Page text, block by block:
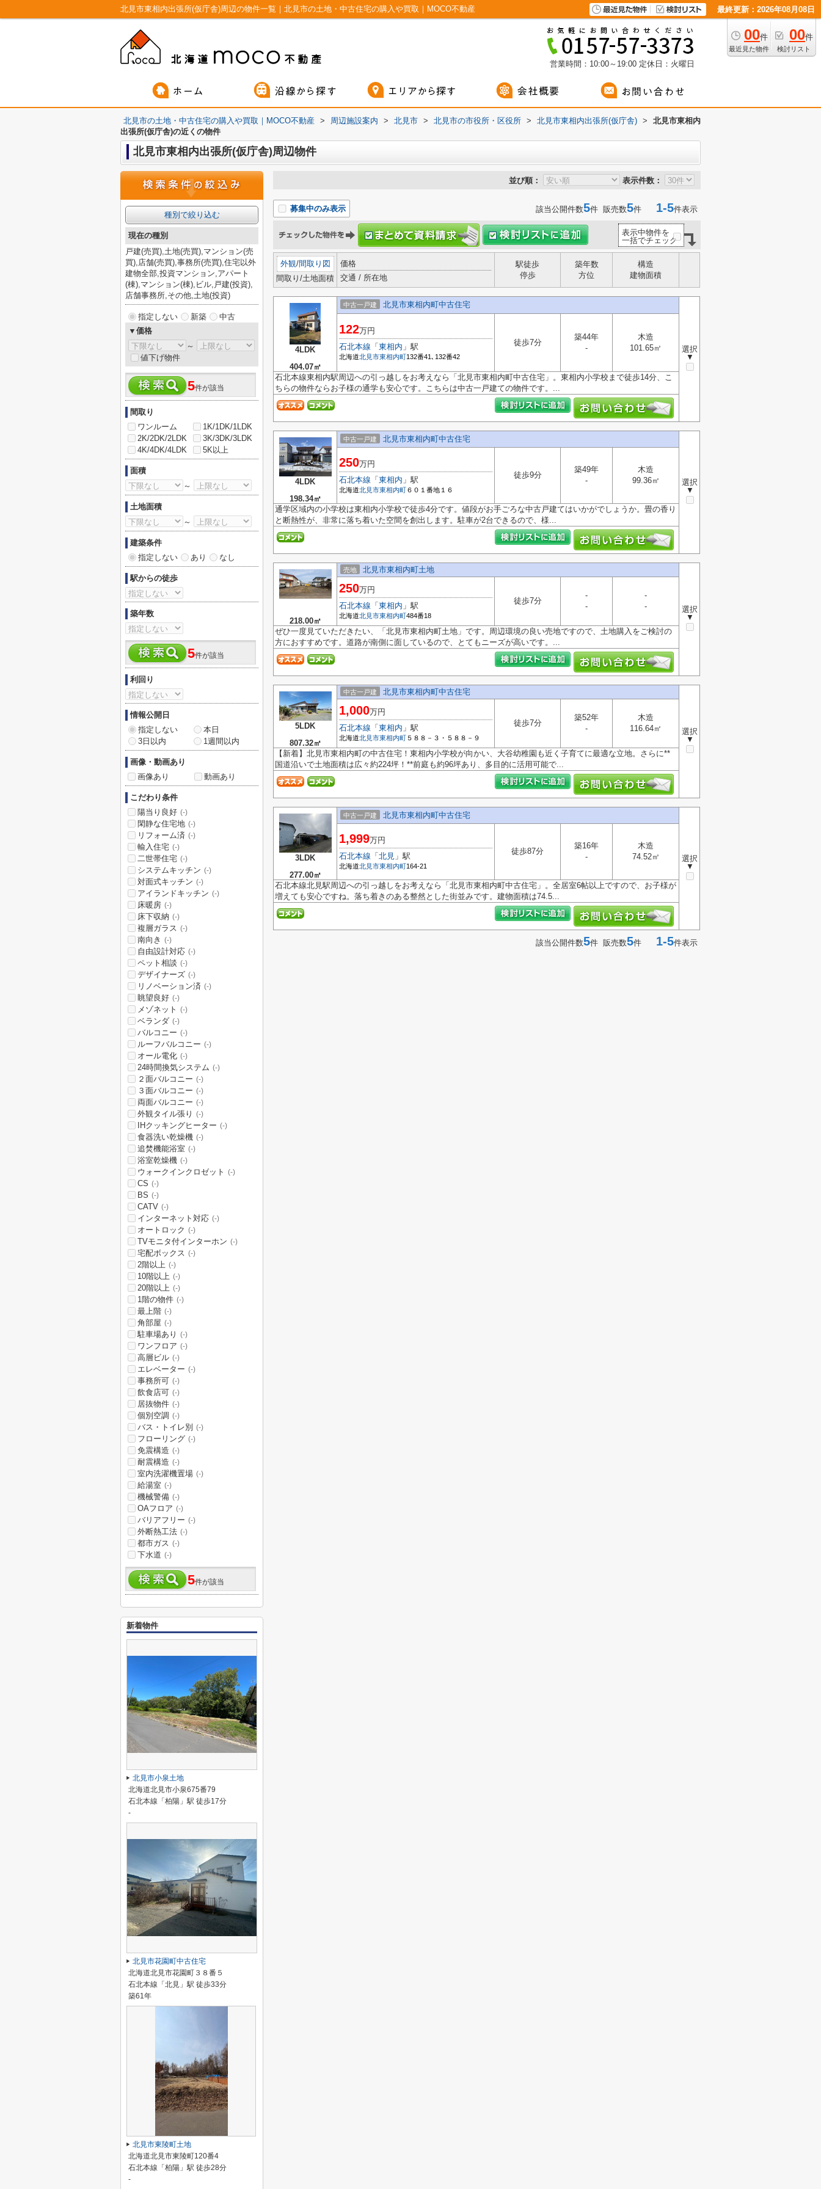
北見市東相内出張所(仮庁舎)周辺の物件一覧｜北見市の土地・中古住宅の購入や買取｜MOCO不動産 最終更新：2026年08月08日
00件
最近見た物件
00件
検討リスト
営業時間：10:00～19:00 定休日：火曜日
北見市の土地・中古住宅の購入や買取｜MOCO不動産 > 周辺施設案内 > 北見市 > 北見市の市役所・区役所 > 北見市東相内出張所(仮庁舎) >
北見市東相内
出張所(仮庁舎)の近くの物件
北見市東相内出張所(仮庁舎)周辺物件
並び順： 表示件数：
募集中のみ表示 該当公開件数5件 販売数5件 1-5件表示
表示中物件を
一括でチェック
外観/間取り図
間取り/土地面積
価格
交通 / 所在地
駅徒歩
停歩
築年数
方位
構造
建物面積
4LDK
404.07㎡
中古一戸建 北見市東相内町中古住宅
選択
▼
122万円
石北本線 「 東相内 」駅
北海道北見市東相内町132番41､132番42
徒歩7分
築44年
-
木造
101.65㎡
石北本線東相内駅周辺への引っ越しをお考えなら「北見市東相内町中古住宅」。東相内小学校まで徒歩14分、こ
ちらの物件ならお子様の通学も安心です。こちらは中古一戸建ての物件です。...
4LDK
198.34㎡
中古一戸建 北見市東相内町中古住宅
選択
▼
250万円
石北本線 「 東相内 」駅
北海道北見市東相内町 ６０１番地１６
徒歩9分
築49年
-
木造
99.36㎡
通学区域内の小学校は東相内小学校で徒歩4分です。値段がお手ごろな中古戸建てはいかがでしょうか。畳の香り
と断熱性が、非常に落ち着いた空間を創出します。駐車が2台できるので、様...
218.00㎡
売地 北見市東相内町土地
選択
▼
250万円
石北本線 「 東相内 」駅
北海道北見市東相内町484番18
徒歩7分
-
-
-
-
ぜひ一度見ていただきたい、「北見市東相内町土地」です。周辺環境の良い売地ですので、土地購入をご検討の
方におすすめです。道路が南側に面しているので、とてもニーズが高いです。...
5LDK
807.32㎡
中古一戸建 北見市東相内町中古住宅
選択
▼
1,000万円
石北本線 「 東相内 」駅
北海道北見市東相内町 ５８８－３・５８８－９
徒歩7分
築52年
-
木造
116.64㎡
【新着】北見市東相内町の中古住宅！東相内小学校が向かい、大谷幼稚園も近く子育てに最適な立地。さらに**
国道沿いで土地面積は広々約224坪！**前庭も約96坪あり、多目的に活用可能で...
3LDK
277.00㎡
中古一戸建 北見市東相内町中古住宅
選択
▼
1,999万円
石北本線 「 北見 」駅
北海道北見市東相内町164-21
徒歩87分
築16年
-
木造
74.52㎡
石北本線北見駅周辺への引っ越しをお考えなら「北見市東相内町中古住宅」。全居室6帖以上ですので、お子様が
増えても安心ですね。落ち着きのある整然とした街並みです。建物面積は74.5...
該当公開件数5件 販売数5件 1-5件表示
種別で絞り込む
現在の種別
戸建(売買),土地(売買),マンション(売
買),店舗(売買),事務所(売買),住宅以外
建物全部,投資マンション,アパート
(棟),マンション(棟),ビル,戸建(投資),
店舗事務所,その他,土地(投資)
指定しない 新築
中古
▼価格
～
値下げ物件
5件が該当
間取り
ワンルーム
1K/1DK/1LDK
2K/2DK/2LDK
3K/3DK/3LDK
4K/4DK/4LDK
5K以上
面積
～
土地面積
～
建築条件
指定しない
あり なし
駅からの徒歩
築年数
5件が該当
利回り
情報公開日
指定しない
本日
3日以内
1週間以内
画像・動画あり
画像あり
動画あり
こだわり条件
陽当り良好 (-)
閑静な住宅地 (-)
リフォーム済 (-)
輸入住宅 (-)
二世帯住宅 (-)
システムキッチン (-)
対面式キッチン (-)
アイランドキッチン (-)
床暖房 (-)
床下収納 (-)
複層ガラス (-)
南向き (-)
自由設計対応 (-)
ペット相談 (-)
デザイナーズ (-)
リノベーション済 (-)
眺望良好 (-)
メゾネット (-)
ベランダ (-)
バルコニー (-)
ルーフバルコニー (-)
オール電化 (-)
24時間換気システム (-)
２面バルコニー (-)
３面バルコニー (-)
両面バルコニー (-)
外観タイル張り (-)
IHクッキングヒーター (-)
食器洗い乾燥機 (-)
追焚機能浴室 (-)
浴室乾燥機 (-)
ウォークインクロゼット (-)
CS (-)
BS (-)
CATV (-)
インターネット対応 (-)
オートロック (-)
TVモニタ付インターホン (-)
宅配ボックス (-)
2階以上 (-)
10階以上 (-)
20階以上 (-)
1階の物件 (-)
最上階 (-)
角部屋 (-)
駐車場あり (-)
ワンフロア (-)
高層ビル (-)
エレベーター (-)
事務所可 (-)
飲食店可 (-)
居抜物件 (-)
個別空調 (-)
バス・トイレ別 (-)
フローリング (-)
免震構造 (-)
耐震構造 (-)
室内洗濯機置場 (-)
給湯室 (-)
機械警備 (-)
OAフロア (-)
バリアフリー (-)
外断熱工法 (-)
都市ガス (-)
下水道 (-)
5件が該当
新着物件
北見市小泉土地
北海道北見市小泉675番79
石北本線「柏陽」駅 徒歩17分
-
北見市花園町中古住宅
北海道北見市花園町３８番５
石北本線「北見」駅 徒歩33分
築61年
北見市東陵町土地
北海道北見市東陵町120番4
石北本線「柏陽」駅 徒歩28分
-